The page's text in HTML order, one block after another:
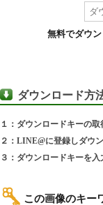
無料でダウン
ダウンロード方
１：ダウンロードキーの取
２：LINE@に登録しダウ
３：ダウンロードキーを
この画像のキー